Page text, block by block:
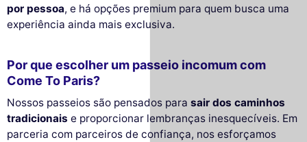
por pessoa, e há opções premium para quem busca uma
experiência ainda mais exclusiva.
Por que escolher um passeio incomum com
Come To Paris?
Nossos passeios são pensados para sair dos caminhos
tradicionais e proporcionar lembranças inesquecíveis. Em
parceria com parceiros de confiança, nos esforçamos